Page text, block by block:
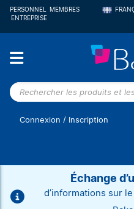
PERSONNEL
MEMBRES
ENTREPRISE
Rechercher
produits et
Connexion / Inscription
Échange
d’informations sur